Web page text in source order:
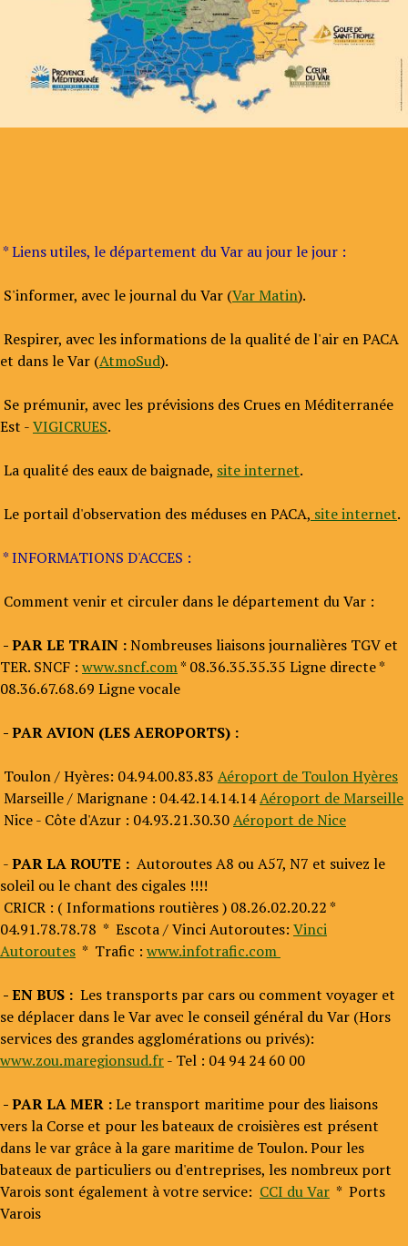
* Liens utiles, le département du Var au jour le jour :
S'informer, avec le journal du Var (Var Matin).
Respirer, avec les informations de la qualité de l'air en PACA
et dans le Var (AtmoSud).
Se prémunir, avec les prévisions des Crues en Méditerranée
Est -VIGICRUES.
La qualité des eaux de baignade, site internet.
Le portail d'observation des méduses en PACA, site internet.
* INFORMATIONS D'ACCES :
Comment venir et circuler dans le département du Var :
- PAR LE TRAIN :Nombreuses liaisons journalières TGV et
TER. SNCF : www.sncf.com* 08.36.35.35.35 Ligne directe *
08.36.67.68.69 Ligne vocale
- PAR AVION (LES AEROPORTS) :
Toulon / Hyères: 04.94.00.83.83 Aéroport de Toulon Hyères
Marseille / Marignane : 04.42.14.14.14Aéroport de Marseille
Nice - Côte d'Azur : 04.93.21.30.30Aéroport de Nice
-PAR LA ROUTE : Autoroutes A8 ou A57, N7 et suivez le
soleil ou le chant des cigales !!!!
CRICR : ( Informations routières ) 08.26.02.20.22 *
04.91.78.78.78 * Escota / Vinci Autoroutes: Vinci
Autoroutes * Trafic : www.infotrafic.com
- EN BUS : Les transports par cars ou comment voyager et
se déplacer dans le Var avec le conseil général du Var (Hors
services des grandes agglomérations ou privés):
www.zou.maregionsud.fr- Tel : 04 94 24 60 00
- PAR LA MER :Le transport maritime pour des liaisons
vers la Corse et pour les bateaux de croisières est présent
dans le var grâce à la gare maritime de Toulon. Pour les
bateaux de particuliers ou d'entreprises, les nombreux port
Varois sont également à votre service: CCI du Var * Ports
Varois